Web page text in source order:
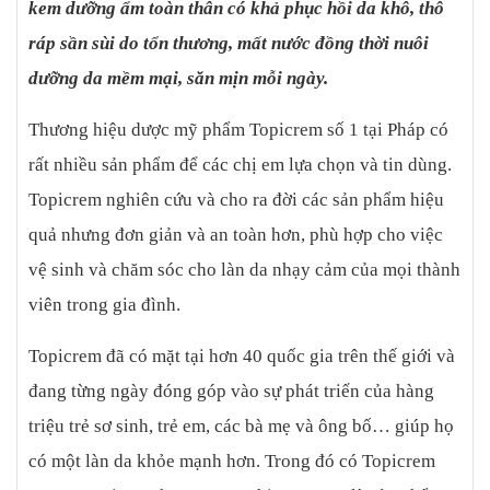
Myristate, Phenoxyethanol, Glyceryl Stearate, Peg-100 Stearate,
Carbomer, Chlorphenesin, Sodium Hydroxide, Parfum (mùi
ráp toàn thân (cánh tay, chân, vùng bụng, đùi…) - Giúp làm dịu
Dễ sử dụng, không gây nhờn rít, thấm nhanh vào da và mùi
hương dễ chịu. - Sản phẩm đã được kiểm nghiệm da liễu, không
chứa paraben, đặc biệt chuyên dùng cho da khô Cách dùng Thoa
lên những vùng da thô ráp trên cơ thể (cánh tay, khuỷu tay, chân,
gót chân). Chú ý: Không dùng cho da mặt, vết thương hở hoặc
trẻ em dưới 3 tuổi. Đóng gói: Tuýp 200ml Nhà sản xuất: Topicrem,
của người dùng.
kem dưỡng ẩm toàn thân có khả phục hồi da khô, thô
ráp sần sùi do tổn thương, mất nước đồng thời nuôi
dưỡng da mềm mại, săn mịn mỗi ngày.
Thương hiệu dược mỹ phẩm Topicrem số 1 tại Pháp có
rất nhiều sản phẩm để các chị em lựa chọn và tin dùng.
Topicrem nghiên cứu và cho ra đời các sản phẩm hiệu
quả nhưng đơn giản và an toàn hơn, phù hợp cho việc
vệ sinh và chăm sóc cho làn da nhạy cảm của mọi thành
viên trong gia đình.
Topicrem đã có mặt tại hơn 40 quốc gia trên thế giới và
đang từng ngày đóng góp vào sự phát triển của hàng
triệu trẻ sơ sinh, trẻ em, các bà mẹ và ông bố… giúp họ
có một làn da khỏe mạnh hơn. Trong đó có Topicrem